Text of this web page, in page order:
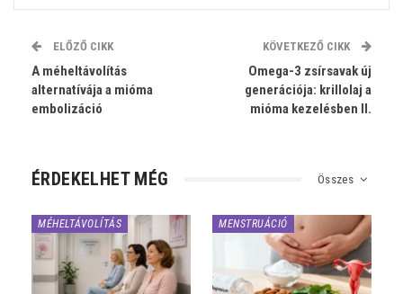
ELŐZŐ CIKK
A méheltávolítás
alternatívája a mióma
embolizáció
KÖVETKEZŐ CIKK
Omega-3 zsírsavak új
generációja: krillolaj a
mióma kezelésben II.
Összes
ÉRDEKELHET MÉG
MÉHELTÁVOLÍTÁS MENSTRUÁCIÓ